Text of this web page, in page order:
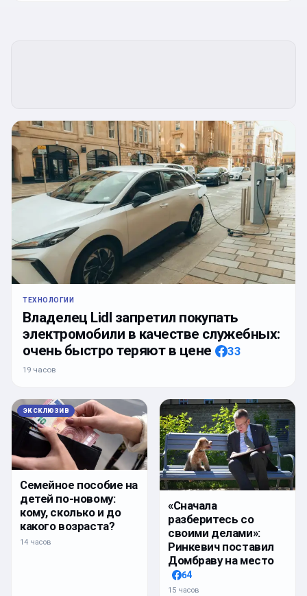
ТЕХНОЛОГИИ
Владелец Lidl запретил покупать
электромобили в качестве служебных:
очень быстро теряют в цене
33
19 часов
ЭКСКЛЮЗИВ
Семейное пособие на
детей по-новому:
кому, сколько и до
какого возраста?
14 часов
«Сначала
разберитесь со
своими делами»:
Ринкевич поставил
Домбраву на место
64
15 часов